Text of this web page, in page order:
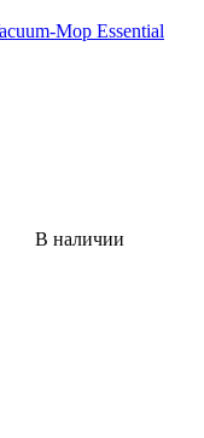
Mop Essential
В наличии